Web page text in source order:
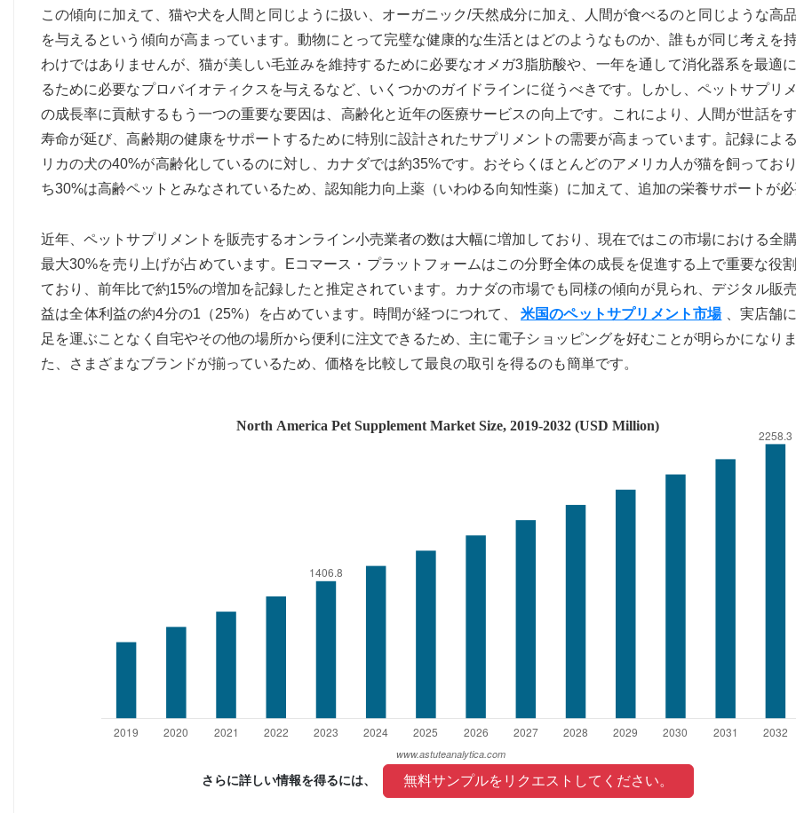
この傾向に加えて、猫や犬を人間と同じように扱い、オーガニック/天然成分に加え、人間が食べるのと同じような高
を与えるという傾向が高まっています。動物にとって完璧な健康的な生活とはどのようなものか、誰もが同じ考えを
わけではありませんが、猫が美しい毛並みを維持するために必要なオメガ3脂肪酸や、一年を通して消化器系を最適
るために必要なプロバイオティクスを与えるなど、いくつかのガイドラインに従うべきです。しかし、ペットサプリ
の成長率に貢献するもう一つの重要な要因は、高齢化と近年の医療サービスの向上です。これにより、人間が世話を
寿命が延び、高齢期の健康をサポートするために特別に設計されたサプリメントの需要が高まっています。記録によ
リカの犬の40%が高齢化しているのに対し、カナダでは約35%です。おそらくほとんどのアメリカ人が猫を飼ってお
ち30%は高齢ペットとみなされているため、認知能力向上薬（いわゆる向知性薬）に加えて、追加の栄養サポートが
近年、ペットサプリメントを販売するオンライン小売業者の数は大幅に増加しており、現在ではこの市場における全
最大30%を売り上げが占めています。Eコマース・プラットフォームはこの分野全体の成長を促進する上で重要な役
ており、前年比で約15%の増加を記録したと推定されています。カナダの市場でも同様の傾向が見られ、デジタル販
益は全体利益の約4分の1（25%）を占めています。時間が経つにつれて、 米国のペットサプリメント市場、実店舗
足を運ぶことなく自宅やその他の場所から便利に注文できるため、主に電子ショッピングを好むことが明らかになり
た、さまざまなブランドが揃っているため、価格を比較して最良の取引を得るのも簡単です。
さらに詳しい情報を得るには、 無料サンプルをリクエストしてください。